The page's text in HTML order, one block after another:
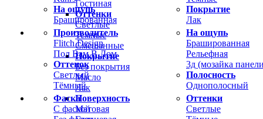
На ощупь
Брашированная
Покрытие
Лак
Производитель
Flitch Design
Пол Вам В Дом
Оттенок
Светлый
Тёмный
На ощупь
Брашированная
Рельефная
3д (мозайка
Полосность
Однополосный
Фаска
С фаской
Оттенки
Светлые
Гостиная
Оттенки
Светлые
Темные
Смешанные
Покрытие
Без покрытия
Масло
Лак
Поверхность
Матовая